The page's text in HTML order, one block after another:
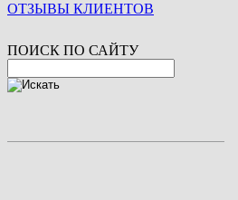
ОТЗЫВЫ КЛИЕНТОВ
ПОИСК ПО САЙТУ